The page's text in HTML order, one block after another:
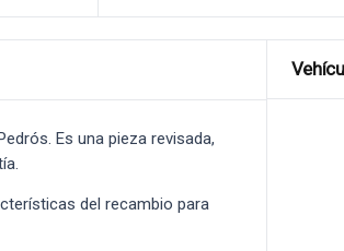
Es una pieza revisada,
del recambio para